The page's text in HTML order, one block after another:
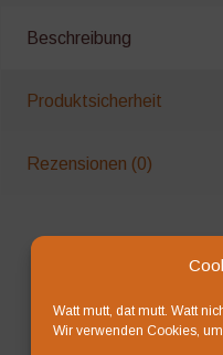
Watt mutt, dat mutt. Watt
Wir verwenden Cookies,
Beschreibung
Produktsicherheit
Rezensionen (0)